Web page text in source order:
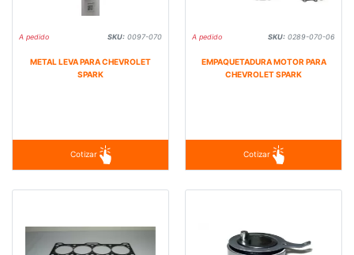
A pedido SKU: 0097-070
METAL LEVA PARA CHEVROLET
SPARK
Cotizar
A pedido SKU: 0289-070-06
EMPAQUETADURA MOTOR PARA
CHEVROLET SPARK
Cotizar